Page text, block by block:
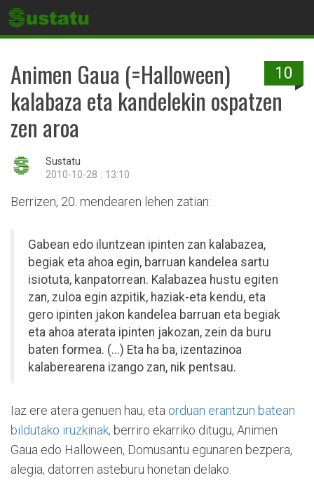
10
Animen Gaua (=Halloween)
kalabaza eta kandelekin ospatzen
zen aroa
Sustatu
2010-10-28 : 13:10
Berrizen, 20. mendearen lehen zatian:
Gabean edo iluntzean ipinten zan kalabazea,
begiak eta ahoa egin, barruan kandelea sartu
isiotuta, kanpatorrean. Kalabazea hustu egiten
zan, zuloa egin azpitik, haziak-eta kendu, eta
gero ipinten jakon kandelea barruan eta begiak
eta ahoa aterata ipinten jakozan, zein da buru
baten formea. (...) Eta ha ba, izentazinoa
kalaberearena izango zan, nik pentsau.
Iaz ere atera genuen hau, eta orduan erantzun batean
bildutako iruzkinak, berriro ekarriko ditugu, Animen
Gaua edo Halloween, Domusantu egunaren bezpera,
alegia, datorren asteburu honetan delako.